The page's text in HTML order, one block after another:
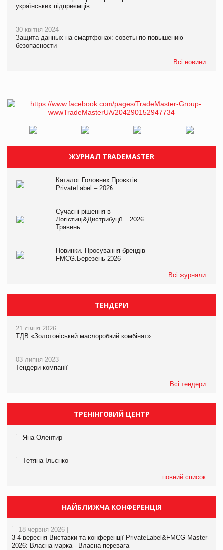
українських підприємців
30 квітня 2024
Защита данных на смартфонах: советы по повышению
безопасности
Всі новини
ЖУРНАЛ TRADEMASTER
Каталог Головних Проєктів
PrivateLabel – 2026
Сучасні рішення в
Логістиці&Дистрибуції – 2026.
Травень
Новинки. Просування брендів
FMCG.Березень 2026
Всі журнали
ТЕНДЕРИ
21 січня 2026
ТДВ «Золотоніський маслоробний комбінат»
03 липня 2023
Тендери компанії
Всі тендери
ТРЕНІНГОВИЙ ЦЕНТР
Яна Олентир
Тетяна Ільєнко
повний список
НАЙБЛИЖЧА КОНФЕРЕНЦІЯ
18 червня 2026 |
3-4 вересня Виставки та конференції PrivateLabel&FMCG Master-
2026: Власна марка - Власна перевага